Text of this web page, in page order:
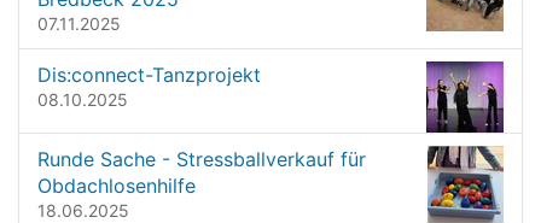
G
ö
ß
e
…
07.11.2025
Dis:connect-Tanzprojekt
08.10.2025
Runde Sache - Stressballverkauf für
Obdachlosenhilfe
18.06.2025